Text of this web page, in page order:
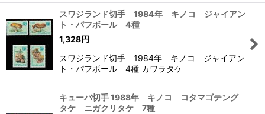
スワジランド切手 1984年 キノコ ジャイアン
ト・パフボール 4種
1,328円
スワジランド切手 1984年 キノコ ジャイアン
ト・パフボール 4種 カワラタケ
キューバ切手 1988年 キノコ コタマゴテング
タケ ニガクリタケ 7種